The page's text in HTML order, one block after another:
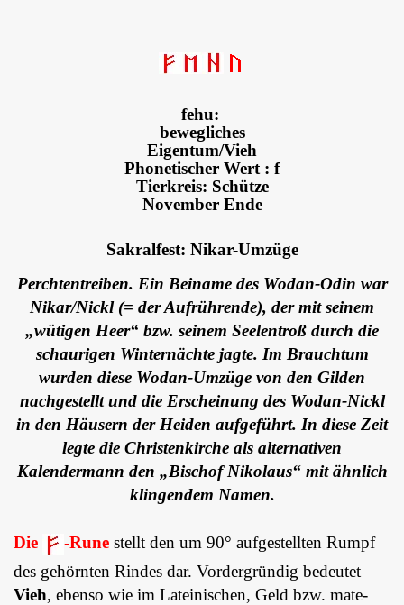
fehu:
bewegliches
Eigentum/Vieh
Phonetischer Wert : f
Tierkreis: Schütze
November Ende
Sakralfest: Nikar-Umzüge
Perchtentreiben. Ein Beiname des Wodan-Odin war
Nikar/Nickl (= der Aufrührende), der mit seinem
„wütigen Heer“ bzw. seinem Seelentroß durch die
schaurigen Winternächte jagte. Im Brauchtum
wurden diese Wodan-Umzüge von den Gilden
nachgestellt und die Erscheinung des Wodan-Nickl
in den Häusern der Heiden aufgeführt. In diese Zeit
legte die Christenkirche als alternativen
Kalendermann den „Bischof Nikolaus“ mit ähnlich
klingendem Namen.
Die -Rune stellt den um 90° aufgestellten Rumpf
des gehörnten Rin­des dar. Vorder­grün­dig bedeutet
Vieh, ebenso wie im Latei­nischen, Geld bzw. ma­te­